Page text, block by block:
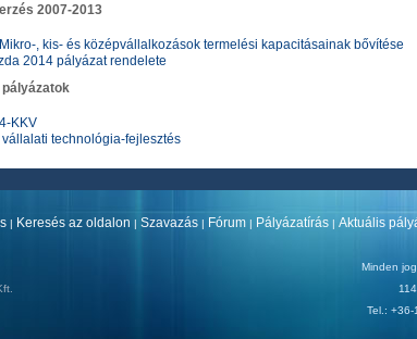
2007-2013
, kis- és középvállalkozások termelési kapacitásainak bővítése
2014 pályázat rendelete
KKV
vállalati technológia-fejlesztés
| Keresés az oldalon | Szavazás | Fórum | Pályázatírás | Aktuális
Minden
Tel.: